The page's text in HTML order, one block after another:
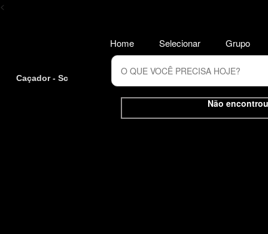
<
Caçador - Sc
Não
Home Selecionar Grupo